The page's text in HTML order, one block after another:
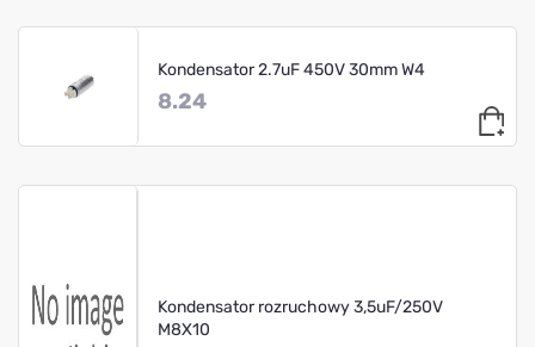
Kondensator 2.7uF 450V 30mm W4
8.24
Kondensator rozruchowy 3,5uF/250V
M8X10